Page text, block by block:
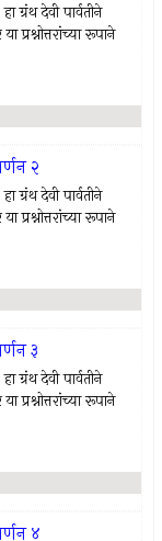
ग्रंथ देवी पार्वतीने
प्रश्नोत्तरांच्या रूपाने
२
ग्रंथ देवी पार्वतीने
प्रश्नोत्तरांच्या रूपाने
३
ग्रंथ देवी पार्वतीने
प्रश्नोत्तरांच्या रूपाने
४